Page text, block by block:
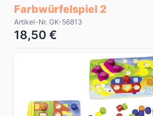
Farbwürfelspiel 2
Artikel-Nr. GK-56813
18,50 €